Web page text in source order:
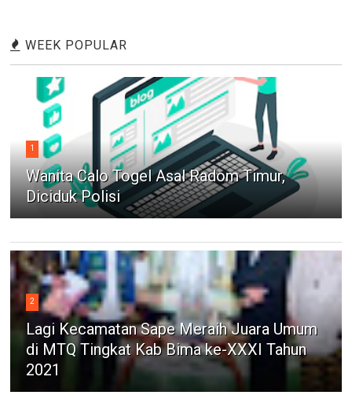
WEEK POPULAR
1
Wanita Calo Togel Asal Radom Timur,
Diciduk Polisi
2
Lagi Kecamatan Sape Meraih Juara Umum
di MTQ Tingkat Kab Bima ke-XXXI Tahun
2021